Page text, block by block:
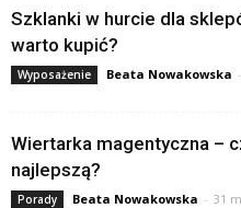
Szklanki w hurcie dla
warto kupić?
Wyposażenie Beata Nowakowska -
Wiertarka magentyczna –
najlepszą?
Porady Beata Nowakowska - 31